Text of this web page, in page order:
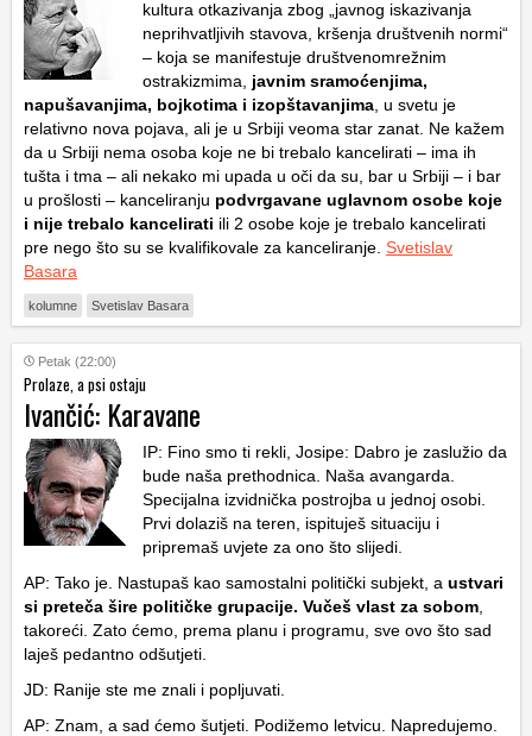
kultura otkazivanja zbog „javnog iskazivanja
neprihvatljivih stavova, kršenja društvenih normi“
– koja se manifestuje društvenomrežnim
ostrakizmima, javnim sramoćenjima,
napušavanjima, bojkotima i izopštavanjima , u svetu je
relativno nova pojava, ali je u Srbiji veoma star zanat. Ne kažem
da u Srbiji nema osoba koje ne bi trebalo kancelirati – ima ih
tušta i tma – ali nekako mi upada u oči da su, bar u Srbiji – i bar
u prošlosti – kanceliranju podvrgavane uglavnom osobe koje
i nije trebalo kancelirati ili 2 osobe koje je trebalo kancelirati
pre nego što su se kvalifikovale za kanceliranje. Svetislav
Basara
kolumne Svetislav Basara
Petak (22:00)
Prolaze, a psi ostaju
Ivančić: Karavane
IP: Fino smo ti rekli, Josipe: Dabro je zaslužio da
bude naša prethodnica. Naša avangarda.
Specijalna izvidnička postrojba u jednoj osobi.
Prvi dolaziš na teren, ispituješ situaciju i
pripremaš uvjete za ono što slijedi.
AP: Tako je. Nastupaš kao samostalni politički subjekt, a ustvari
si preteča šire političke grupacije. Vučeš vlast za sobom
takoreći. Zato ćemo, prema planu i programu, sve ovo što sad
laješ pedantno odšutjeti.
JD: Ranije ste me znali i popljuvati.
AP: Znam, a sad ćemo šutjeti. Podižemo letvicu. Napredujemo.